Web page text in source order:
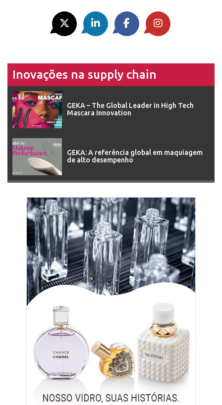
Inovações na supply chain
GEKA – The Global Leader in High Tech
Mascara Innovation
GEKA: A referência global em maquiagem
de alto desempenho